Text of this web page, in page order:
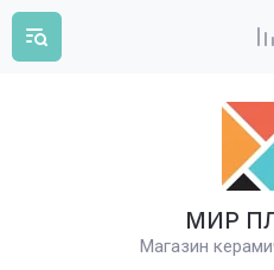
МИР
Магазин